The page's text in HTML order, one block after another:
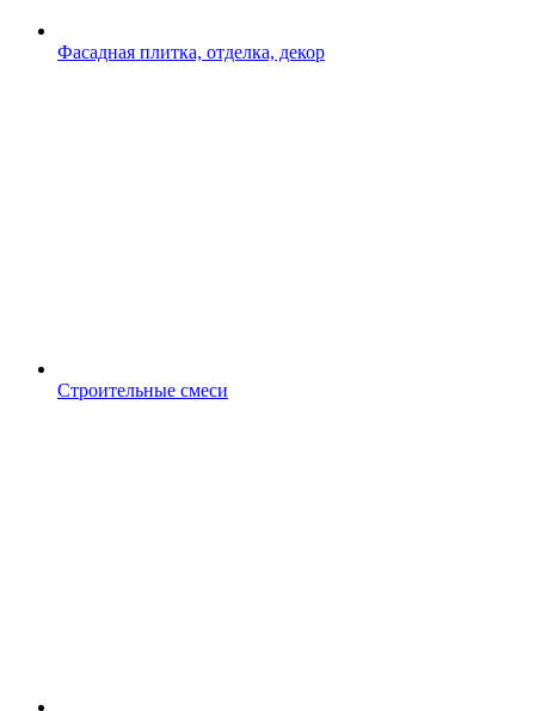
Фасадная плитка, отделка, декор
Строительные смеси